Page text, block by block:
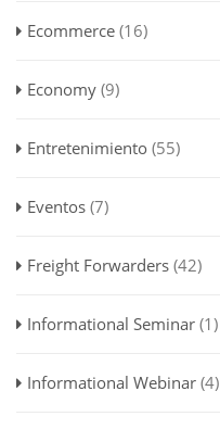
Ecommerce (16)
Economy (9)
Entretenimiento (55)
Eventos (7)
Freight Forwarders (42)
Informational Seminar (1)
Informational Webinar (4)